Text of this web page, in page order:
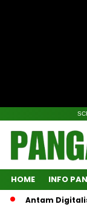
HOME INFO
Digitalisasi